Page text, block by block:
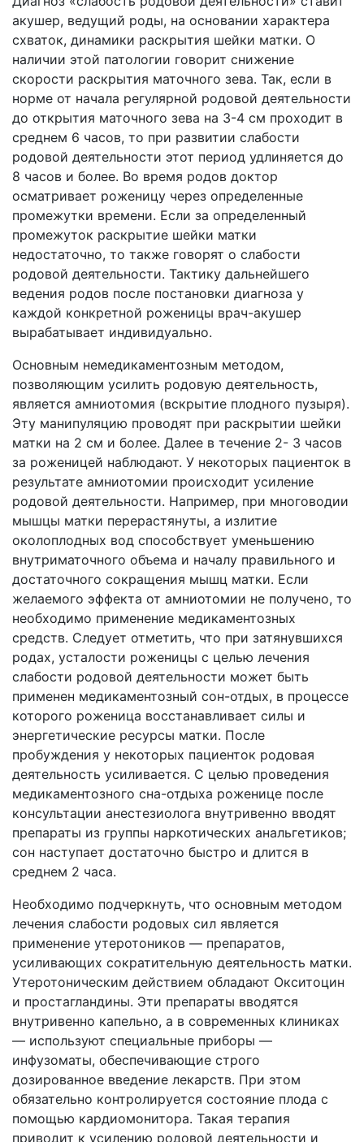
акушер, ведущий роды, на основании характера
схваток, динамики раскрытия шейки матки. О
наличии этой патологии говорит снижение
скорости раскрытия маточного зева. Так, если в
норме от начала регулярной родовой деятельности
до открытия маточного зева на 3-4 см проходит в
среднем 6 часов, то при развитии слабости
родовой деятельности этот период удлиняется до
8 часов и более. Во время родов доктор
осматривает роженицу через определенные
промежутки времени. Если за определенный
промежуток раскрытие шейки матки
недостаточно, то также говорят о слабости
родовой деятельности. Тактику дальнейшего
ведения родов после постановки диагноза у
каждой конкретной роженицы врач-акушер
вырабатывает индивидуально.
Основным немедикаментозным методом,
позволяющим усилить родовую деятельность,
является амниотомия (вскрытие плодного пузыря).
Эту манипуляцию проводят при раскрытии шейки
матки на 2 см и более. Далее в течение 2- 3 часов
за роженицей наблюдают. У некоторых пациенток в
результате амниотомии происходит усиление
родовой деятельности. Например, при многоводии
мышцы матки перерастянуты, а излитие
околоплодных вод способствует уменьшению
внутриматочного объема и началу правильного и
достаточного сокращения мышц матки. Если
желаемого эффекта от амниотомии не получено, то
необходимо применение медикаментозных
средств. Следует отметить, что при затянувшихся
родах, усталости роженицы с целью лечения
слабости родовой деятельности может быть
применен медикаментозный сон-отдых, в процессе
которого роженица восстанавливает силы и
энергетические ресурсы матки. После
пробуждения у некоторых пациенток родовая
деятельность усиливается. С целью проведения
медикаментозного сна-отдыха роженице после
консультации анестезиолога внутривенно вводят
препараты из группы наркотических анальгетиков;
сон наступает достаточно быстро и длится в
среднем 2 часа.
Необходимо подчеркнуть, что основным методом
лечения слабости родовых сил является
применение утеротоников — препаратов,
усиливающих сократительную деятельность матки.
Утеротоническим действием обладают Окситоцин
и простагландины. Эти препараты вводятся
внутривенно капельно, а в современных клиниках
— используют специальные приборы —
инфузоматы, обеспечивающие строго
дозированное введение лекарств. При этом
обязательно контролируется состояние плода с
помощью кардиомонитора. Такая терапия
приводит к усилению родовой деятельности и